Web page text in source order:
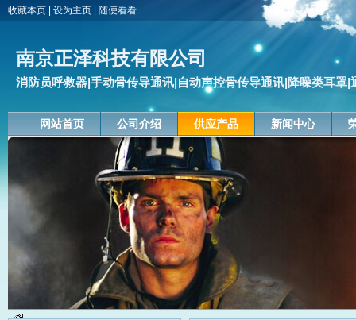
收藏本页 设为主页 随便看看
南京正泽科技有限公司
消防员呼救器|手动骨传导通讯|自动声控骨传导通讯|降噪类耳罩|
网站首页 公司介绍 供应产品 新闻中心